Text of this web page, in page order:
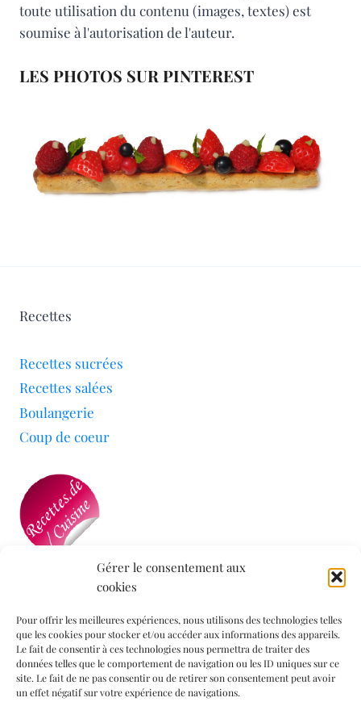
Gérer le consentement aux
cookies
Pour offrir les meilleures expériences, nous utilisons des technologies telles
que les cookies pour stocker et/ou accéder aux informations des appareils.
Le fait de consentir à ces technologies nous permettra de traiter des
données telles que le comportement de navigation ou les ID uniques sur ce
site. Le fait de ne pas consentir ou de retirer son consentement peut avoir
un effet négatif sur votre expérience de navigations.
toute utilisation du contenu (images, textes) est
soumise à l'autorisation de l'auteur.
LES PHOTOS SUR PINTEREST
Recettes
Recettes sucrées
Recettes salées
Boulangerie
Coup de coeur
Mon blog a été sélectionné par le site
Informations légales